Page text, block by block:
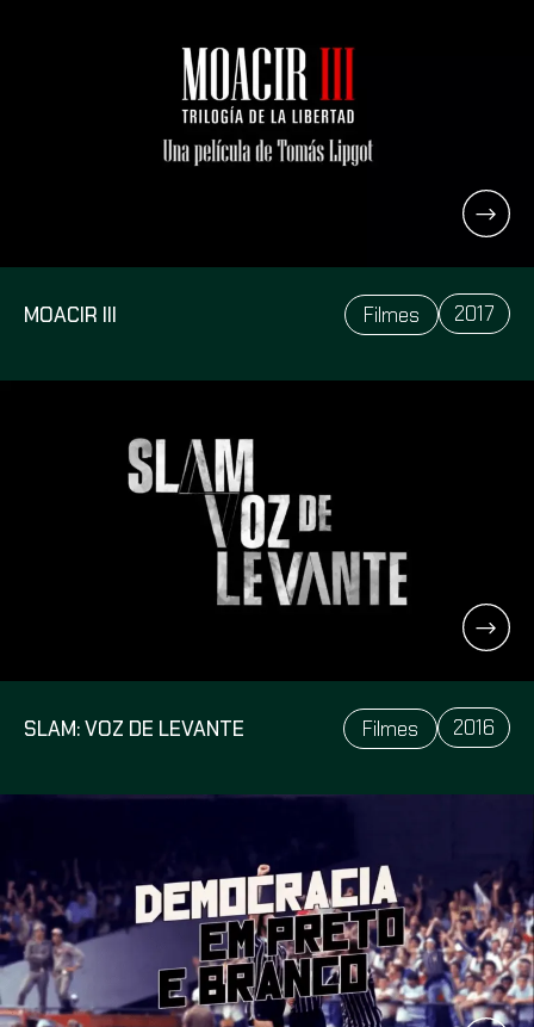
MOACIR III Filmes 2017
SLAM: VOZ DE LEVANTE Filmes 2016